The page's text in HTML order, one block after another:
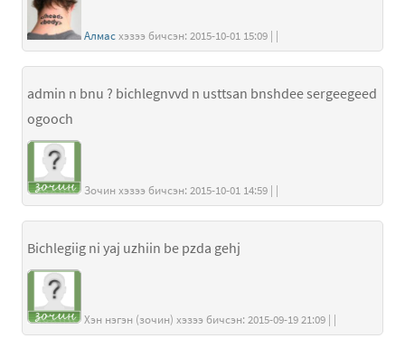
Алмас хэзээ бичсэн: 2015-10-01 15:09 | |
admin n bnu ? bichlegnvvd n usttsan bnshdee sergeegeed
ogooch
Зочин хэзээ бичсэн: 2015-10-01 14:59 | |
Bichlegiig ni yaj uzhiin be pzda gehj
Хэн нэгэн (зочин) хэзээ бичсэн: 2015-09-19 21:09 | |